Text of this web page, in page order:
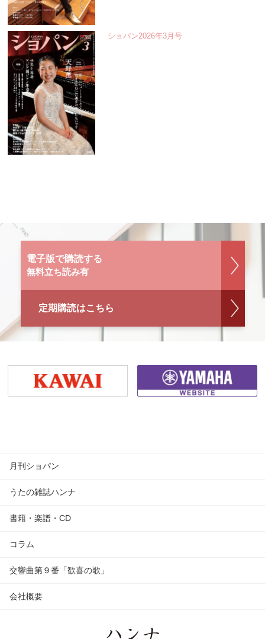
ショパン2026年3月号
電子版で購読する
無料立ち読み有
定期購読はこちら
月刊ショパン
うたの雑誌ハンナ
書籍・楽譜・CD
コラム
交響曲第９番「歓喜の歌」
会社概要